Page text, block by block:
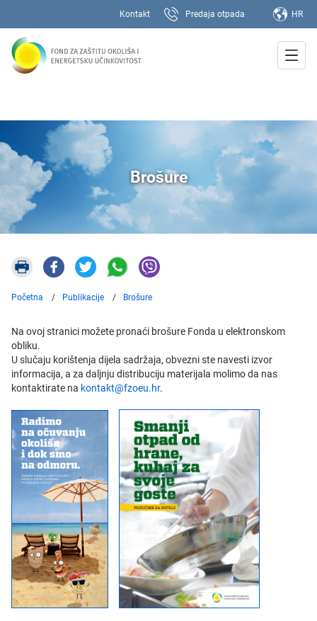
Kontakt Predaja otpada HR
Brošure
Početna Publikacije Brošure
Na ovoj stranici možete pronaći brošure Fonda u elektronskom
obliku.
U slučaju korištenja dijela sadržaja, obvezni ste navesti izvor
informacija, a za daljnju distribuciju materijala molimo da nas
kontaktirate na kontakt@fzoeu.hr.